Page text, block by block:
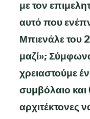
με τον
αυτό που
Μπιενάλε του
μαζί»;
χρειαστούμε
συμβόλαιο και
αρχιτέκτονες